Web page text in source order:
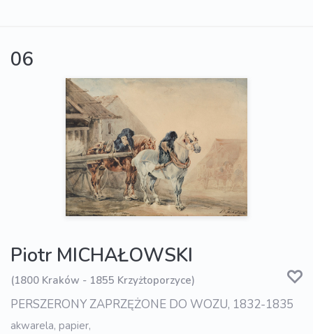
06
Piotr MICHAŁOWSKI
(1800 Kraków - 1855 Krzyżtoporzyce)
PERSZERONY ZAPRZĘŻONE DO WOZU, 1832-1835
akwarela, papier,